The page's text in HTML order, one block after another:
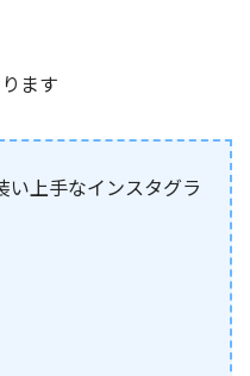
ます
い上手なインスタグラ